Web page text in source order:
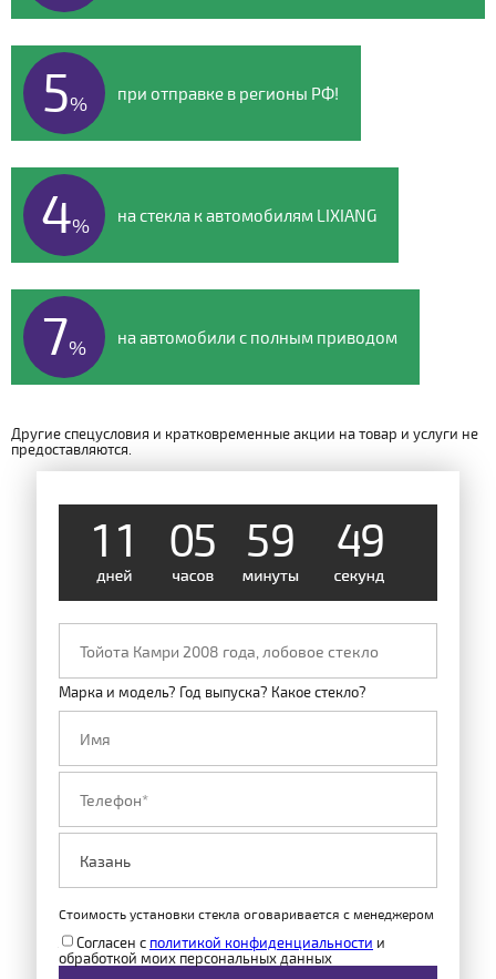
5% при отправке в регионы РФ!
4% на стекла к автомобилям LIXIANG
7% на автомобили с полным приводом
Другие спецусловия и кратковременные акции на товар и услуги не
предоставляются.
1 1 05 59 48
Марка и модель? Год выпуска? Какое стекло?
Стоимость установки стекла оговаривается с менеджером
Согласен с политикой конфиденциальности и
обработкой моих персональных данных